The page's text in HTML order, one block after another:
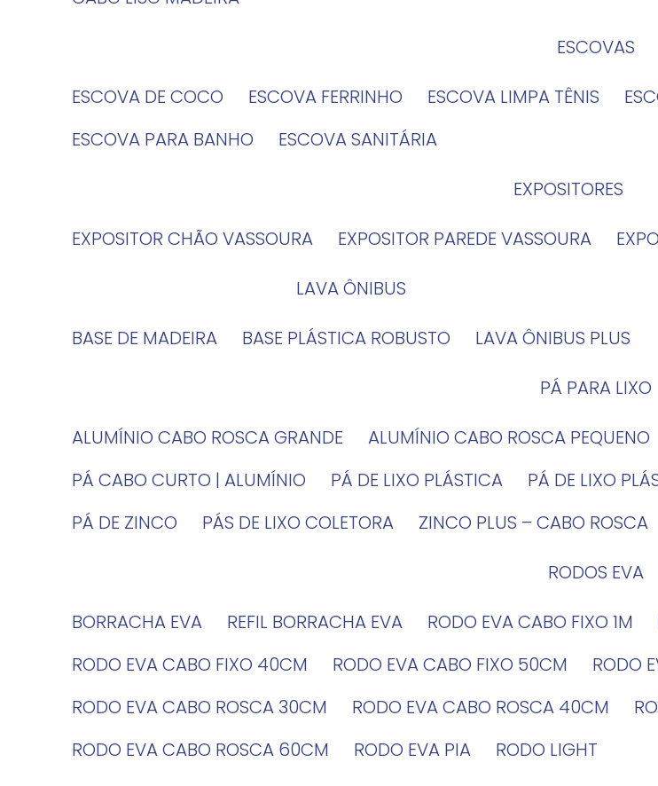
ESCOVAS
ESCOVA DE COCO
ESCOVA FERRINHO ESCOVA LIMPA TÊNIS
ESCOVA PARA BANHO
ESCOVA SANITÁRIA
EXPOSITORES
EXPOSITOR CHÃO VASSOURA
EXPOSITOR PAREDE VASSOURA
LAVA ÔNIBUS
BASE DE MADEIRA
BASE PLÁSTICA ROBUSTO
LAVA ÔNIBUS PLUS
PÁ PARA LIXO
ALUMÍNIO CABO ROSCA GRANDE
ALUMÍNIO CABO ROSCA PEQUENO
PÁ CABO CURTO | ALUMÍNIO
PÁ DE LIXO PLÁSTICA PÁ DE LIXO
PÁ DE ZINCO
PÁS DE LIXO COLETORA
ZINCO PLUS – CABO ROSCA
RODOS EVA
BORRACHA EVA
REFIL BORRACHA EVA RODO EVA CABO FIXO 1M
RODO EVA CABO FIXO 40CM
RODO EVA CABO FIXO 50CM RODO
RODO EVA CABO ROSCA 30CM
RODO EVA CABO ROSCA 40CM
RODO EVA CABO ROSCA 60CM
RODO EVA PIA
RODO LIGHT